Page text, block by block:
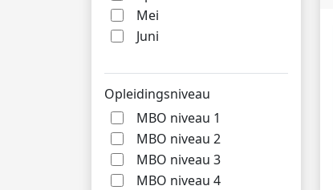
Mei
Juni
Opleidingsniveau
MBO niveau 1
MBO niveau 2
MBO niveau 3
MBO niveau 4